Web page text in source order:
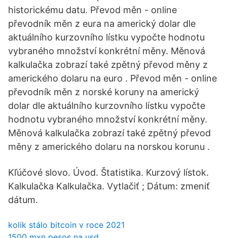
historickému datu. Převod měn - online
převodník měn z eura na americký dolar dle
aktuálního kurzovního lístku vypočte hodnotu
vybraného množství konkrétní měny. Měnová
kalkulačka zobrazí také zpětný převod měny z
amerického dolaru na euro . Převod měn - online
převodník měn z norské koruny na americký
dolar dle aktuálního kurzovního lístku vypočte
hodnotu vybraného množství konkrétní měny.
Měnová kalkulačka zobrazí také zpětný převod
měny z amerického dolaru na norskou korunu .
Kľúčové slovo. Úvod. Štatistika. Kurzový lístok.
Kalkulačka Kalkulačka. Vytlačiť ; Dátum: zmeniť
dátum.
kolik stálo bitcoin v roce 2021